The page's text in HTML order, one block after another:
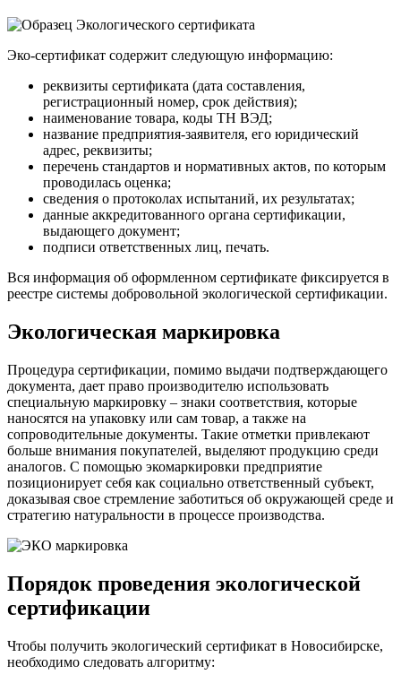
Эко-сертификат содержит следующую информацию:
реквизиты сертификата (дата составления,
регистрационный номер, срок действия);
наименование товара, коды ТН ВЭД;
название предприятия-заявителя, его юридический
адрес, реквизиты;
перечень стандартов и нормативных актов, по которым
проводилась оценка;
сведения о протоколах испытаний, их результатах;
данные аккредитованного органа сертификации,
выдающего документ;
подписи ответственных лиц, печать.
Вся информация об оформленном сертификате фиксируется в
реестре системы добровольной экологической сертификации.
Экологическая маркировка
Процедура сертификации, помимо выдачи подтверждающего
документа, дает право производителю использовать
специальную маркировку – знаки соответствия, которые
наносятся на упаковку или сам товар, а также на
сопроводительные документы. Такие отметки привлекают
больше внимания покупателей, выделяют продукцию среди
аналогов. С помощью экомаркировки предприятие
позиционирует себя как социально ответственный субъект,
доказывая свое стремление заботиться об окружающей среде и
стратегию натуральности в процессе производства.
Порядок проведения экологической
сертификации
Чтобы получить экологический сертификат в Новосибирске,
необходимо следовать алгоритму: